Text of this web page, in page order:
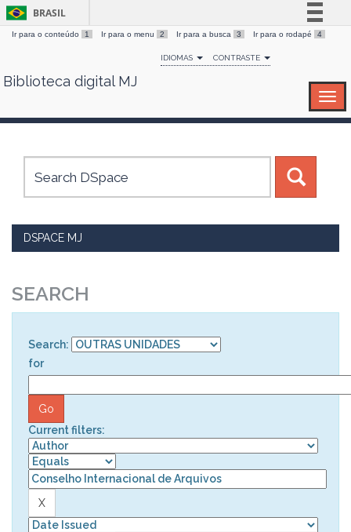
Skip
BRASIL
Simplifique!
Comunica BR
Canais
Ir para o conteúdo 1 Ir para o menu 2 Ir para a busca 3 Ir para o rodapé 4
IDIOMAS CONTRASTE
Biblioteca digital MJ
DSPACE MJ
SEARCH
Search:
for
Current filters: